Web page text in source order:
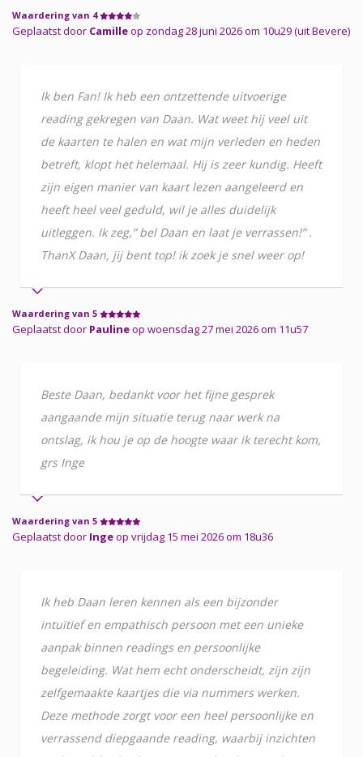
Waardering van 4
Geplaatst door Camilleop zondag 28 juni 2026 om 10u29 (uit Bevere)
Ik ben Fan! Ik heb een ontzettende uitvoerige
reading gekregen van Daan. Wat weet hij veel uit
de kaarten te halen en wat mijn verleden en heden
betreft, klopt het helemaal. Hij is zeer kundig. Heeft
zijn eigen manier van kaart lezen aangeleerd en
heeft heel veel geduld, wil je alles duidelijk
uitleggen. Ik zeg,” bel Daan en laat je verrassen!” .
ThanX Daan, jij bent top! ik zoek je snel weer op!
Waardering van 5
Geplaatst door Paulineop woensdag 27 mei 2026 om 11u57
Beste Daan, bedankt voor het fijne gesprek
aangaande mijn situatie terug naar werk na
ontslag, ik hou je op de hoogte waar ik terecht kom,
grs Inge
Waardering van 5
Geplaatst door Ingeop vrijdag 15 mei 2026 om 18u36
Ik heb Daan leren kennen als een bijzonder
intuïtief en empathisch persoon met een unieke
aanpak binnen readings en persoonlijke
begeleiding. Wat hem echt onderscheidt, zijn zijn
zelfgemaakte kaartjes die via nummers werken.
Deze methode zorgt voor een heel persoonlijke en
verrassend diepgaande reading, waarbij inzichten